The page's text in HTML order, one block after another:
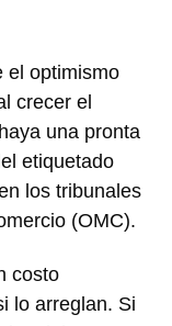
el optimismo
crecer el
una pronta
etiquetado
los tribunales
(OMC).
costo
lo arreglan. Si